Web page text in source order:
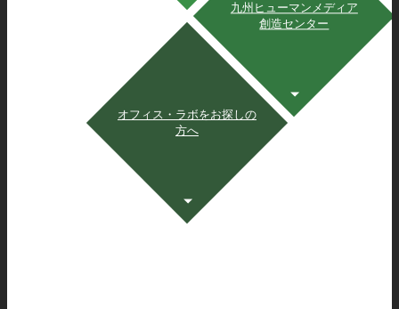
九州ヒューマンメディア
創造センター
オフィス・ラボをお探しの
方へ